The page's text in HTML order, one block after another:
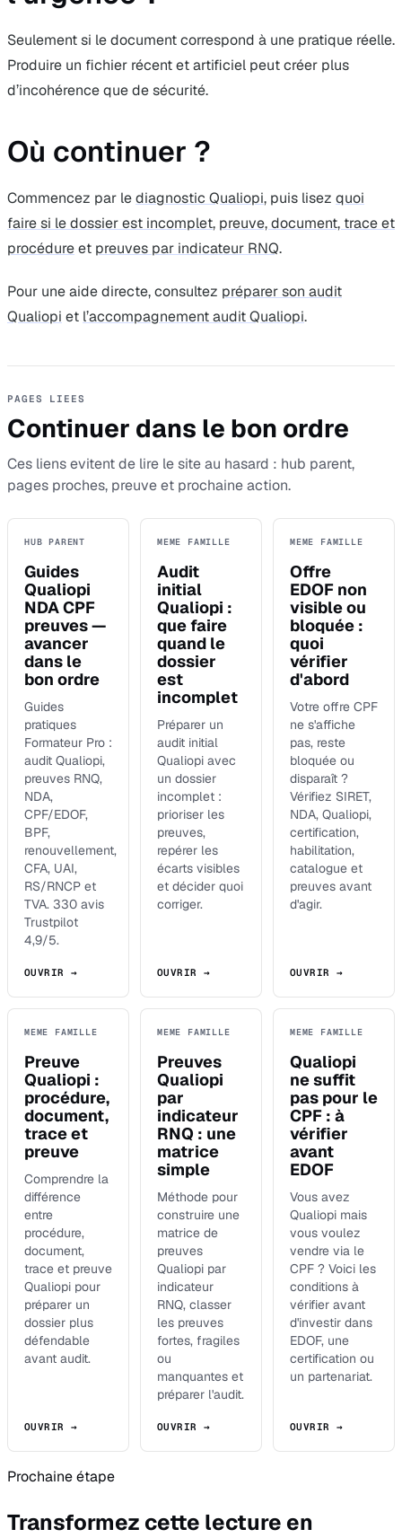
Seulement si le document correspond à une pratique réelle.
Produire un fichier récent et artificiel peut créer plus
d’incohérence que de sécurité.
Où continuer ?
Commencez par lediagnostic Qualiopi, puis lisez quoi
faire si le dossier est incomplet, preuve, document, trace et
procédureet preuves par indicateur RNQ.
Pour une aide directe, consultez préparer son audit
Qualiopi et l’accompagnement audit Qualiopi.
PAGES LIEES
Continuer dans le bon ordre
Ces liens evitent de lire le site au hasard : hub parent,
pages proches, preuve et prochaine action.
HUB PARENT
Guides
Qualiopi
NDA CPF
preuves —
avancer
dans le
bon ordre
Guides
pratiques
Formateur Pro :
audit Qualiopi,
preuves RNQ,
NDA,
CPF/EDOF,
BPF,
renouvellement,
CFA, UAI,
RS/RNCP et
TVA. 330 avis
Trustpilot
4,9/5.
OUVRIR →
MEME FAMILLE
Audit
initial
Qualiopi :
que faire
quand le
dossier
est
incomplet
Préparer un
audit initial
Qualiopi avec
un dossier
incomplet :
prioriser les
preuves,
repérer les
écarts visibles
et décider quoi
corriger.
OUVRIR →
MEME FAMILLE
Offre
EDOF non
visible ou
bloquée :
quoi
vérifier
d'abord
Votre offre CPF
ne s'affiche
pas, reste
bloquée ou
disparaît ?
Vérifiez SIRET,
NDA, Qualiopi,
certification,
habilitation,
catalogue et
preuves avant
d'agir.
OUVRIR →
MEME FAMILLE
Preuve
Qualiopi :
procédure,
document,
trace et
preuve
Comprendre la
différence
entre
procédure,
document,
trace et preuve
Qualiopi pour
préparer un
dossier plus
défendable
avant audit.
OUVRIR →
MEME FAMILLE
Preuves
Qualiopi
par
indicateur
RNQ : une
matrice
simple
Méthode pour
construire une
matrice de
preuves
Qualiopi par
indicateur
RNQ, classer
les preuves
fortes, fragiles
ou
manquantes et
préparer l'audit.
OUVRIR →
MEME FAMILLE
Qualiopi
ne suffit
pas pour le
CPF : à
vérifier
avant
EDOF
Vous avez
Qualiopi mais
vous voulez
vendre via le
CPF ? Voici les
conditions à
vérifier avant
d'investir dans
EDOF, une
certification ou
un partenariat.
OUVRIR →
Prochaine étape
Transformez cette lecture en